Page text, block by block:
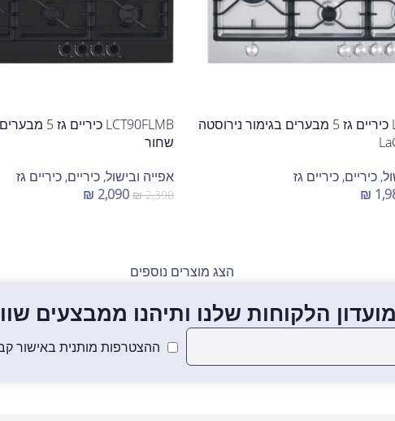
LCT90FLIX כיריים גז 5 מבערים בגימור נירוסטה
, כיריים, כיריים גז
₪
שחור
אפייה ובישול, כיריים, כיריים גז
₪2,390
₪ 2,090
הצג מוצרים נוספים
הלקוחות שלנו ותיהנו ממבצעים
ההצטרפות מותנית באישור